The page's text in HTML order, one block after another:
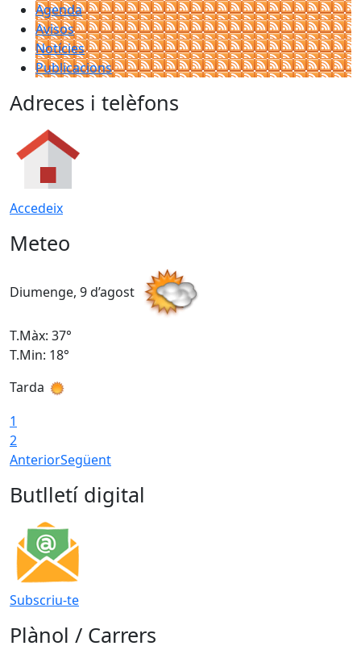
Agenda
Avisos
Notícies
Publicacions
Adreces i telèfons
Accedeix
Meteo
Diumenge, 9 d’agost
T.Màx: 37°
T.Min: 18°
Tarda
1
2
AnteriorSegüent
Butlletí digital
Subscriu-te
Plànol / Carrers